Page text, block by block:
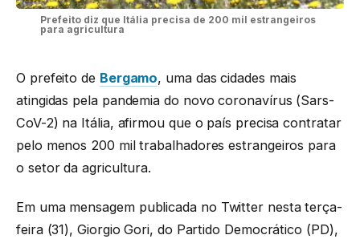
Prefeito diz que Itália precisa de 200 mil estrangeiros
para agricultura
O prefeito de Bergamo, uma das cidades mais
atingidas pela pandemia do novo coronavírus (Sars-
CoV-2) na Itália, afirmou que o país precisa contratar
pelo menos 200 mil trabalhadores estrangeiros para
o setor da agricultura.
Em uma mensagem publicada no Twitter nesta terça-
feira (31), Giorgio Gori, do Partido Democrático (PD),